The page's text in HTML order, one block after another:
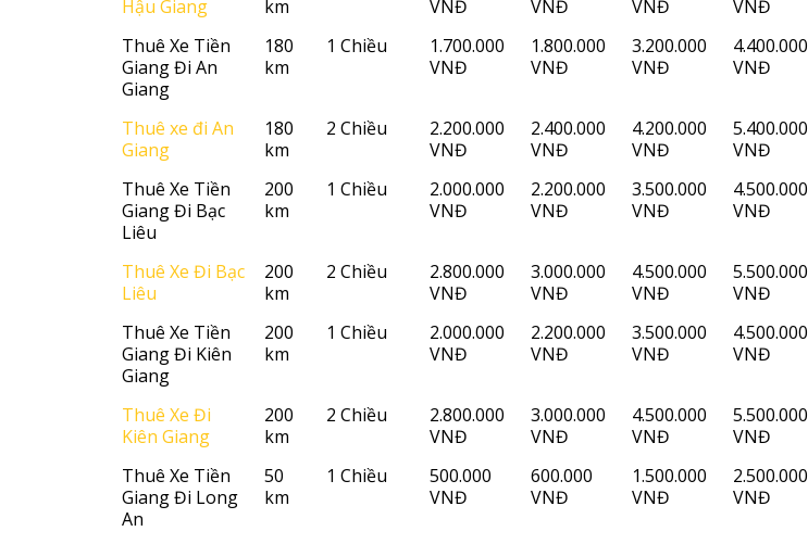
Hậu Giang
km
VNĐ
VNĐ
VNĐ
VNĐ
Thuê Xe Tiền
Giang Đi An
Giang
180
km
1 Chiều
1.700.000
VNĐ
1.800.000
VNĐ
3.200.000
VNĐ
4.400.000
VNĐ
Thuê xe đi An
Giang
180
km
2 Chiều
2.200.000
VNĐ
2.400.000
VNĐ
4.200.000
VNĐ
5.400.000
VNĐ
Thuê Xe Tiền
Giang Đi Bạc
Liêu
200
km
1 Chiều
2.000.000
VNĐ
2.200.000
VNĐ
3.500.000
VNĐ
4.500.000
VNĐ
Thuê Xe Đi Bạc
Liêu
200
km
2 Chiều
2.800.000
VNĐ
3.000.000
VNĐ
4.500.000
VNĐ
5.500.000
VNĐ
Thuê Xe Tiền
Giang Đi Kiên
Giang
200
km
1 Chiều
2.000.000
VNĐ
2.200.000
VNĐ
3.500.000
VNĐ
4.500.000
VNĐ
Thuê Xe Đi
Kiên Giang
200
km
2 Chiều
2.800.000
VNĐ
3.000.000
VNĐ
4.500.000
VNĐ
5.500.000
VNĐ
Thuê Xe Tiền
Giang Đi Long
An
50
km
1 Chiều
500.000
VNĐ
600.000
VNĐ
1.500.000
VNĐ
2.500.000
VNĐ